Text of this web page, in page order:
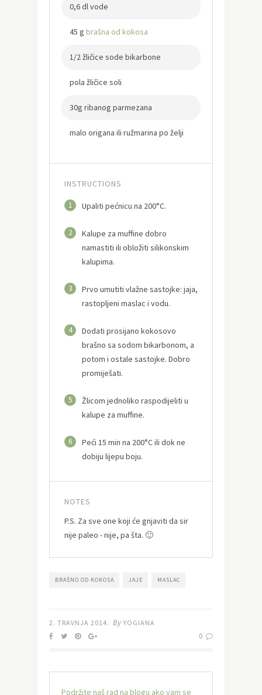
0,6 dl vode
45 g brašna od kokosa
1/2 žličice sode bikarbone
pola žličice soli
30g ribanog parmezana
malo origana ili ružmarina po želji
INSTRUCTIONS
1 Upaliti pećnicu na 200°C.
2
Kalupe za muffine dobro
namastiti ili obložiti silikonskim
kalupima.
3
Prvo umutiti vlažne sastojke: jaja,
rastopljeni maslac i vodu.
4
Dodati prosijano kokosovo
brašno sa sodom bikarbonom, a
potom i ostale sastojke. Dobro
promiješati.
5
Žlicom jednoliko raspodijeliti u
kalupe za muffine.
6
Peći 15 min na 200°C ili dok ne
dobiju lijepu boju.
NOTES
P.S. Za sve one koji će gnjaviti da sir
nije paleo - nije, pa šta. 🙂
BRAŠNO OD KOKOSA JAJE MASLAC
2. TRAVNJA 2014. By YOGIANA
0
Podržite naš rad na blogu ako vam se